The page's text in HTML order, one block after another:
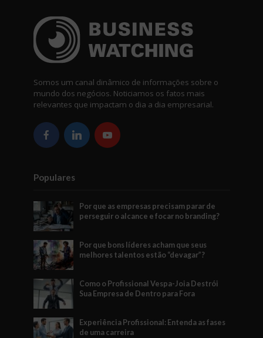
Somos um canal dinâmico de informações sobre o
mundo dos negócios. Noticiamos os fatos mais
relevantes que impactam o dia a dia empresarial.
Populares
Por que as empresas precisam parar de
perseguir o alcance e focar no branding?
Por que bons líderes acham que seus
melhores talentos estão “devagar”?
Como o Profissional Vespa-Joia Destrói
Sua Empresa de Dentro para Fora
Experiência Profissional: Entenda as fases
de uma carreira